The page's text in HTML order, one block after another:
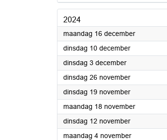
2024
maandag 16 december2024
dinsdag 10 december2024
dinsdag 3 december2024
dinsdag 26 november2024
dinsdag 19 november2024
maandag 18 november2024
dinsdag 12 november2024
maandag 4 november2024